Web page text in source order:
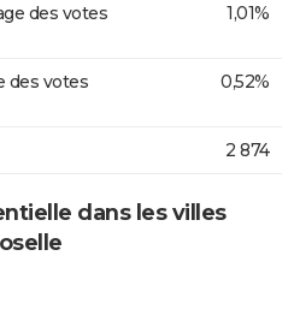
des votes
1,01%
des votes
0,52%
2 874
dans les villes